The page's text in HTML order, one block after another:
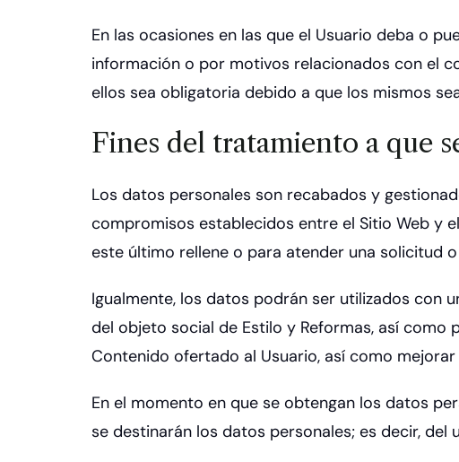
En las ocasiones en las que el Usuario deba o
información o por motivos relacionados con el
ellos sea obligatoria debido a que los mismos
Fines del tratamiento a que
Los datos personales son recabados y
compromisos establecidos entre el Sitio Web y
este último rellene o para atender una solicitud
Igualmente, los datos podrán ser utilizados con
del objeto social de Estilo y Reformas, así
Contenido ofertado al Usuario, así como
En el momento en que se obtengan los datos
se destinarán los datos personales; es decir,